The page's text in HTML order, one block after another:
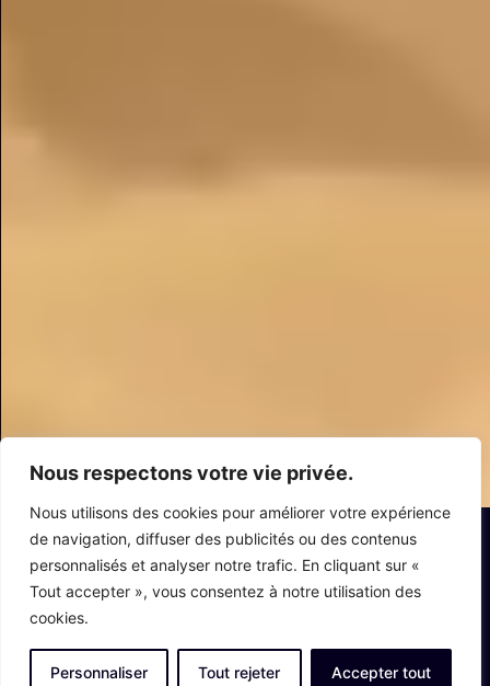
Nous respectons votre vie privée.
Nous utilisons des cookies pour améliorer votre expérience
de navigation, diffuser des publicités ou des contenus
personnalisés et analyser notre trafic. En cliquant sur «
Tout accepter », vous consentez à notre utilisation des
cookies.
Personnaliser Tout rejeter Accepter tout
A PROPOS